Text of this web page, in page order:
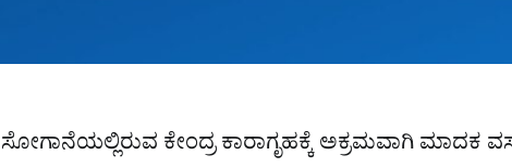
ಸೋಗಾನೆಯಲ್ಲಿರುವ ಕೇಂದ್ರ ಕಾರಾಗೃಹಕ್ಕೆ ಅಕ್ರಮವಾಗಿ ಮಾದಕ